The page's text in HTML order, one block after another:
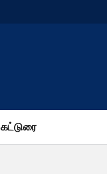
கட்டுரை